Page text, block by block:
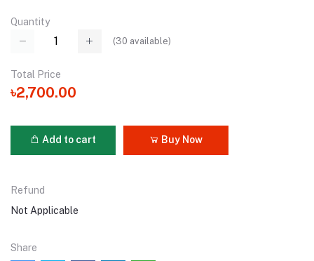
Quantity
(30 available)
Total Price
৳2,700.00
Add to cart Buy Now
Refund
Not Applicable
Share